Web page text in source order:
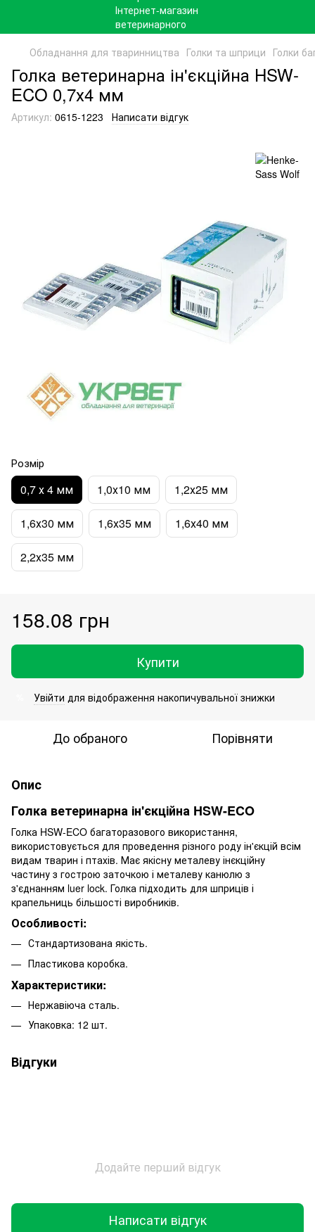
Обладнання для тваринництва Голки та шприци Голки
Голка ветеринарна ін'єкційна HSW-
ECO 0,7х4 мм
Артикул: 0615-1223 Написати відгук
Розмір
0,7 х 4 мм 1,0х10 мм 1,2х25 мм
1,6х30 мм 1,6х35 мм 1,6х40 мм
2,2х35 мм
158.08 грн
Купити
Увійти для відображення накопичувальної знижки
До обраного Порівняти
Опис
Голка ветеринарна ін'єкційна HSW-ECO
Голка HSW-ECO багаторазового використання,
використовується для проведення різного роду ін'єкцій всім
видам тварин і птахів. Має якісну металеву інєкційну
частину з гострою заточкою і металеву канюлю з
з'єднанням luer lock. Голка підходить для шприців і
крапельниць більшості виробників.
Особливості:
Стандартизована якість.
Пластикова коробка.
Характеристики:
Нержавіюча сталь.
Упаковка: 12 шт.
Відгуки
Додайте перший відгук
Написати відгук